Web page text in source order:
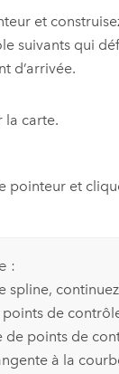
et
suivants qui
d’arrivée.
la carte.
pointeur et
:
spline,
de
de points de
à la